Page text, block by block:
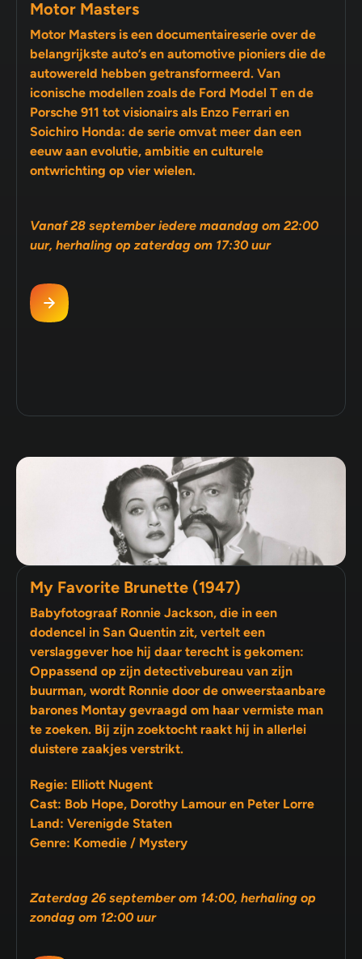
Motor Masters
Motor Masters is een documentaireserie over de
belangrijkste auto’s en automotive pioniers die de
autowereld hebben getransformeerd. Van
iconische modellen zoals de Ford Model T en de
Porsche 911 tot visionairs als Enzo Ferrari en
Soichiro Honda: de serie omvat meer dan een
eeuw aan evolutie, ambitie en culturele
ontwrichting op vier wielen.
Vanaf 28 september iedere maandag om 22:00
uur, herhaling op zaterdag om 17:30 uur
My Favorite Brunette (1947)
Babyfotograaf Ronnie Jackson, die in een
dodencel in San Quentin zit, vertelt een
verslaggever hoe hij daar terecht is gekomen:
Oppassend op zijn detectivebureau van zijn
buurman, wordt Ronnie door de onweerstaanbare
barones Montay gevraagd om haar vermiste man
te zoeken. Bij zijn zoektocht raakt hij in allerlei
duistere zaakjes verstrikt.
Regie: Elliott Nugent
Cast: Bob Hope, Dorothy Lamour en Peter Lorre
Land: Verenigde Staten
Genre: Komedie / Mystery
Zaterdag 26 september om 14:00, herhaling op
zondag om 12:00 uur